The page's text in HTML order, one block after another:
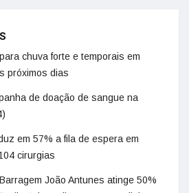
chuva forte e temporais em
próximos dias
de doação de sangue na
em 57% a fila de espera em
cirurgias
João Antunes atinge 50%